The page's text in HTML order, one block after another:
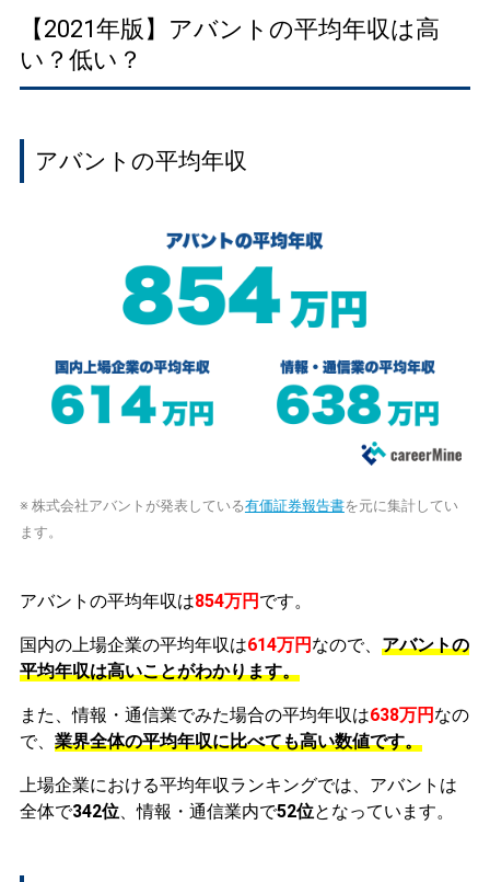
【2021年版】アバントの平均年収は高
い？低い？
アバントの平均年収
※ 株式会社アバントが発表している有価証券報告書を元に集計してい
ます。
アバントの平均年収は854万円 です。
国内の上場企業の平均年収は614万円 なので、 アバントの
平均年収は高いことがわかります。
また、情報・通信業でみた場合の平均年収は638万円 なの
で、 業界全体の平均年収に比べても高い数値です。
上場企業における平均年収ランキングでは、アバントは
全体で342位、情報・通信業内で52位となっています。